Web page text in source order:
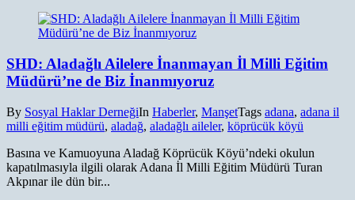
SHD: Aladağlı Ailelere İnanmayan İl Milli Eğitim
Müdürü’ne de Biz İnanmıyoruz
By Sosyal Haklar DerneğiIn Haberler, ManşetTags adana, adana il
milli eğitim müdürü, aladağ, aladağlı aileler, köprücük köyü
Basına ve Kamuoyuna Aladağ Köprücük Köyü’ndeki okulun
kapatılmasıyla ilgili olarak Adana İl Milli Eğitim Müdürü Turan
Akpınar ile dün bir...